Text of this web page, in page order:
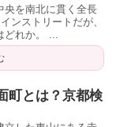
央を南北に貫く全長
ンストリートだが、
れか。 ...
町とは？京都検